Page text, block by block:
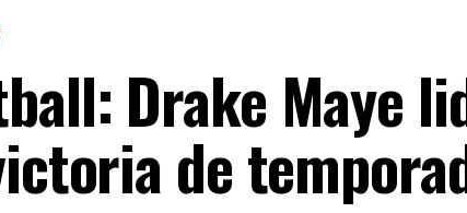
Drake Maye
de